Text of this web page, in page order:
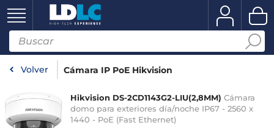
Volver Cámara IP PoE Hikvision
Hikvision DS-2CD1143G2-LIU(2,8MM) Cámara
domo para exteriores día/noche IP67 - 2560 x
1440 - PoE (Fast Ethernet)